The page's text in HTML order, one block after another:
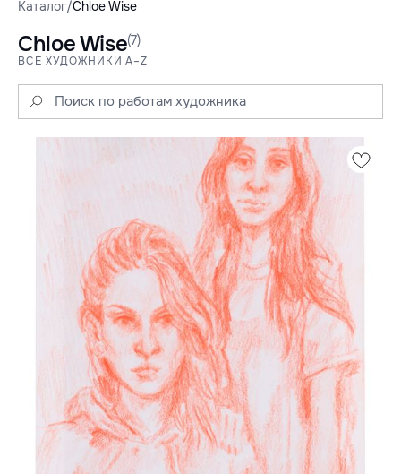
Каталог/Chloe Wise
Chloe Wise(7)
ВСЕ ХУДОЖНИКИ A–Z